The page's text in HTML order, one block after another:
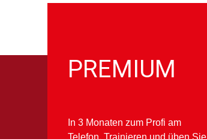
PREMIUM
In 3 Monaten zum Profi am
Telefon. Trainieren und üben Sie